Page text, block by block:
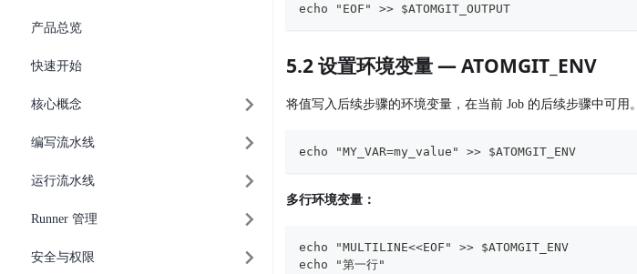
产品总览
快速开始
核心概念
编写流水线
运行流水线
Runner 管理
安全与权限
echo "EOF" >> $ATOMGIT_OUTPUT
5.2 设置环境变量 — ATOMGIT_ENV
将值写入后续步骤的环境变量，在当前 Job 的后续步骤中可用。
echo "MY_VAR=my_value" >> $ATOMGIT_ENV
多行环境变量：
echo "MULTILINE<<EOF" >> $ATOMGIT_ENV
echo "第一行"